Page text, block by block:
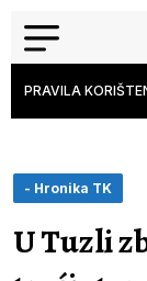
PRAVILA
- Hronika TK
U Tuzli